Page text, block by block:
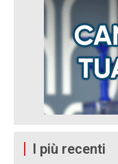
I più recenti